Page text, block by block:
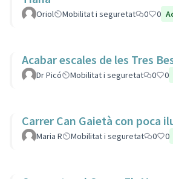
Oriol Mobilitat i seguretat 0 0
Acabar escales de les Tres
Dr Picó Mobilitat i seguretat 0 0
Carrer Can Gaietà con poca
Maria R Mobilitat i seguretat 0 0